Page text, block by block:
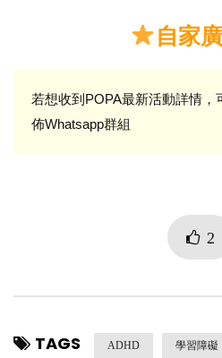
自家
若想收到POPA最新活動詳情，
佈Whatsapp群組
2
TAGS ADHD 學習障礙